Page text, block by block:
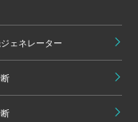
ェネレーター